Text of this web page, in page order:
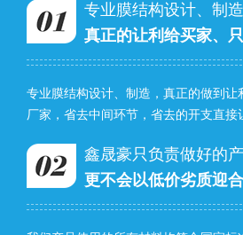
专业膜结构设计、制造
真正的让利给买家、
专业膜结构设计、制造，真正的做到让
厂家，省去中间环节，省去的开支直接
鑫晟豪只负责做好的产
更不会以低价劣质迎